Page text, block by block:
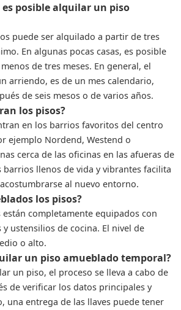
es posible alquilar un piso
puede ser alquilado a partir de tres
En algunas pocas casas, es posible
de tres meses. En general, el
arriendo, es de un mes calendario,
de seis mesos o de varios años.
los pisos?
en los barrios favoritos del centro
ejemplo Nordend, Westend o
cerca de las oficinas en las afueras de
barrios llenos de vida y vibrantes facilita
al nuevo entorno.
los pisos?
completamente equipados con
ustensilios de cocina. El nivel de
o alto.
un piso amueblado temporal?
un piso, el proceso se lleva a cabo de
de verificar los datos principales y
una entrega de las llaves puede tener